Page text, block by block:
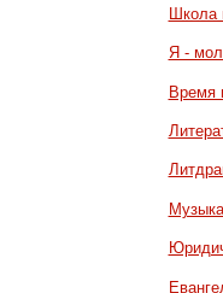
Школа
Я -
Время